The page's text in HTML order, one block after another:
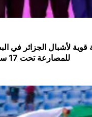
قوية لأشبال الجزائر في
للمصارعة تحت 17 سنة بالإسكندرية